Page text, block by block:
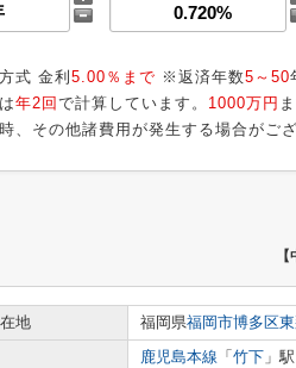
式 金利 5.00％まで ※返済年数5～50
年2回 で計算しています。 1000万円
、その他諸費用が発生する場合がござ
地 福岡県福岡市博多区
鹿児島本線 「 竹下 」